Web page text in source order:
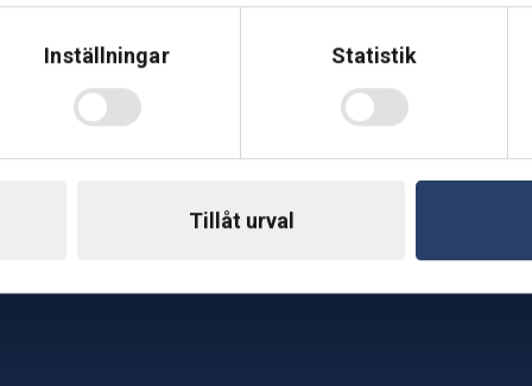
Inställningar Statistik
Tillåt urval
Telefon: 0500-414 130
E-mail:
Gå till vår